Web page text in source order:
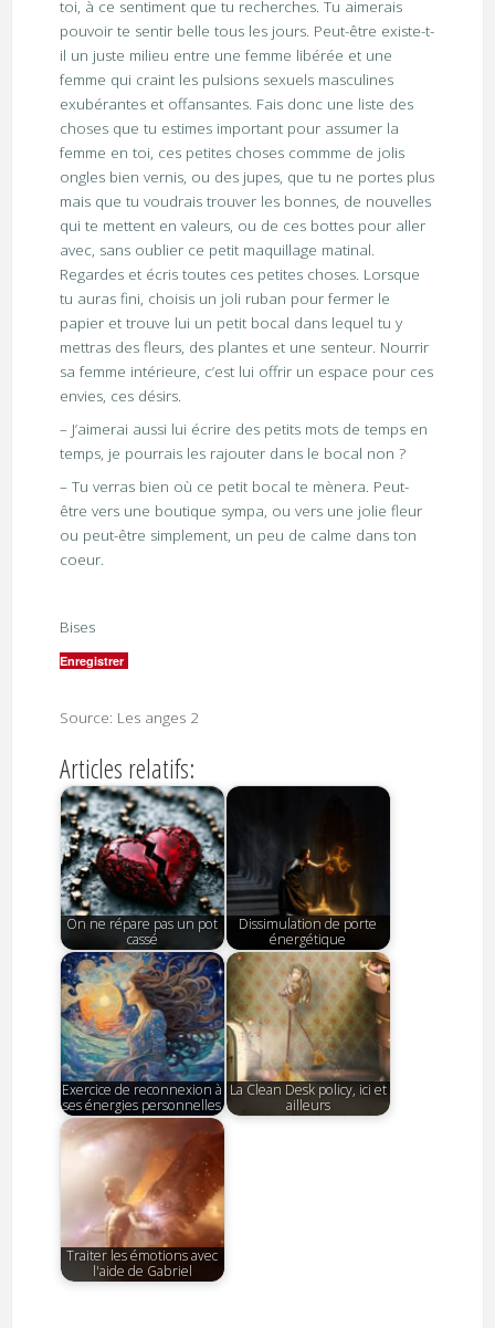
toi, à ce sentiment que tu recherches. Tu aimerais
pouvoir te sentir belle tous les jours. Peut-être existe-t-
il un juste milieu entre une femme libérée et une
femme qui craint les pulsions sexuels masculines
exubérantes et offansantes. Fais donc une liste des
choses que tu estimes important pour assumer la
femme en toi, ces petites choses commme de jolis
ongles bien vernis, ou des jupes, que tu ne portes plus
mais que tu voudrais trouver les bonnes, de nouvelles
qui te mettent en valeurs, ou de ces bottes pour aller
avec, sans oublier ce petit maquillage matinal.
Regardes et écris toutes ces petites choses. Lorsque
tu auras fini, choisis un joli ruban pour fermer le
papier et trouve lui un petit bocal dans lequel tu y
mettras des fleurs, des plantes et une senteur. Nourrir
sa femme intérieure, c’est lui offrir un espace pour ces
envies, ces désirs.
– J’aimerai aussi lui écrire des petits mots de temps en
temps, je pourrais les rajouter dans le bocal non ?
– Tu verras bien où ce petit bocal te mènera. Peut-
être vers une boutique sympa, ou vers une jolie fleur
ou peut-être simplement, un peu de calme dans ton
coeur.
Bises
Enregistrer
Source: Les anges 2
Articles relatifs:
On ne répare pas un pot
cassé
Dissimulation de porte
énergétique
Exercice de reconnexion à
ses énergies personnelles
La Clean Desk policy, ici et
ailleurs
Traiter les émotions avec
l'aide de Gabriel